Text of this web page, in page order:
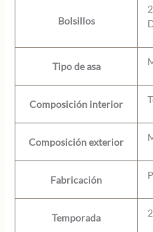
Bolsillos
Tipo de asa
Composición interior
Composición exterior
Fabricación
Temporada